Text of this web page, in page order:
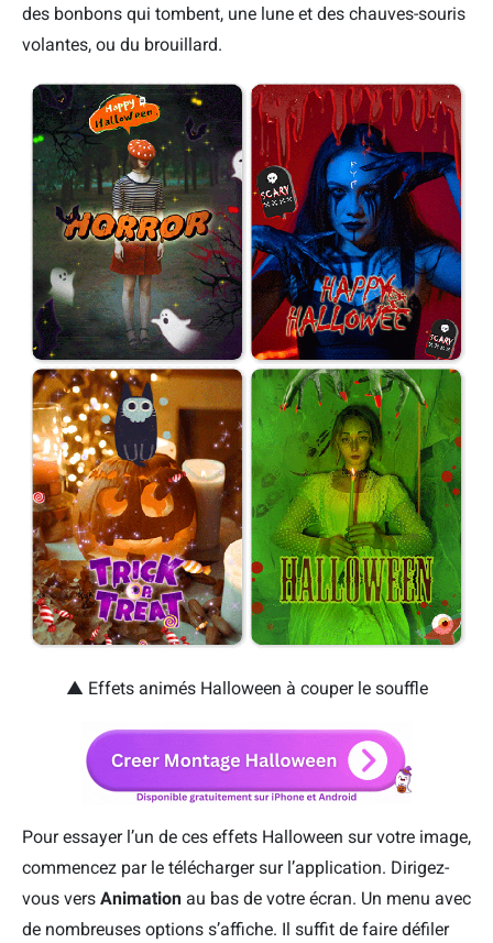
des bonbons qui tombent, une lune et des chauves-souris
volantes, ou du brouillard.
▲ Effets animés Halloween à couper le souffle
Pour essayer l’un de ces effets Halloween sur votre image,
commencez par le télécharger sur l’application. Dirigez-
vous vers Animation au bas de votre écran. Un menu avec
de nombreuses options s’affiche. Il suffit de faire défiler